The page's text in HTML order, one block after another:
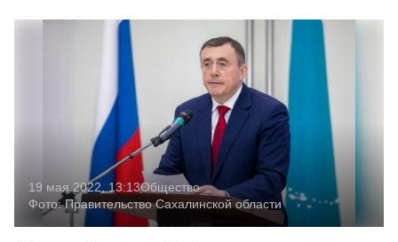
19 мая 2022, 13:13Общество
Фото:Правительство Сахалинской области